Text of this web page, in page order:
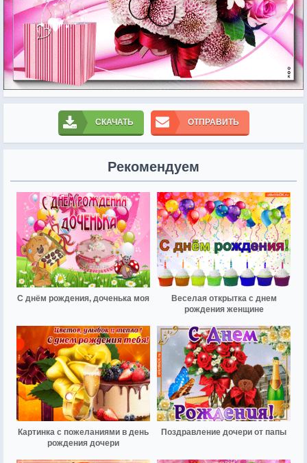
СКАЧАТЬ ОТПРАВИТЬ
Рекомендуем
С днём рождения, доченька моя
Веселая открытка с днем
рождения женщине
Картинка с пожеланиями в день
рождения дочери
Поздравление дочери от папы